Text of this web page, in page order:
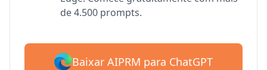
de 4.500 prompts.
Baixar AIPRM para ChatGPT